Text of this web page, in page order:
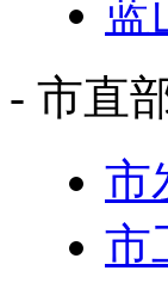
蓝
- 市直
市
市